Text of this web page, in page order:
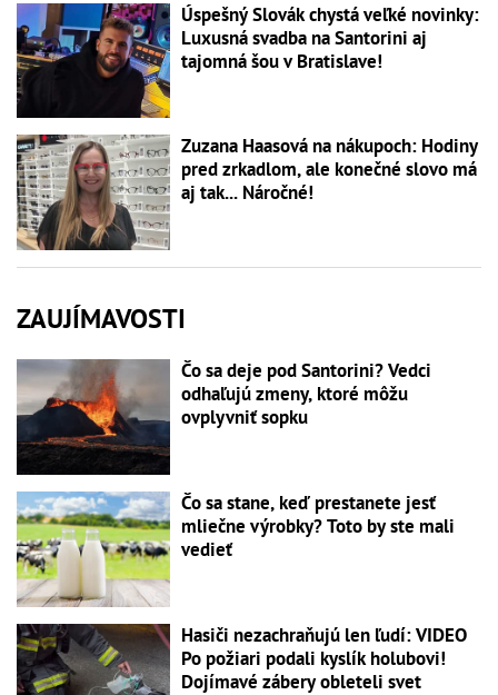
Úspešný Slovák chystá veľké novinky:
Luxusná svadba na Santorini aj
tajomná šou v Bratislave!
Zuzana Haasová na nákupoch: Hodiny
pred zrkadlom, ale konečné slovo má
aj tak... Náročné!
ZAUJÍMAVOSTI
Čo sa deje pod Santorini? Vedci
odhaľujú zmeny, ktoré môžu
ovplyvniť sopku
Čo sa stane, keď prestanete jesť
mliečne výrobky? Toto by ste mali
vedieť
Hasiči nezachraňujú len ľudí: VIDEO
Po požiari podali kyslík holubovi!
Dojímavé zábery obleteli svet